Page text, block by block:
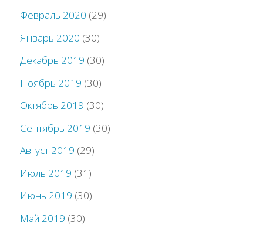
Февраль 2020 (29)
Январь 2020 (30)
Декабрь 2019 (30)
Ноябрь 2019 (30)
Октябрь 2019 (30)
Сентябрь 2019 (30)
Август 2019 (29)
Июль 2019 (31)
Июнь 2019 (30)
Май 2019 (30)